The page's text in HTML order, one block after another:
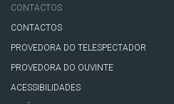
CONTACTOS
CONTACTOS
PROVEDORA DO TELESPECTADOR
PROVEDORA DO OUVINTE
ACESSIBILIDADES